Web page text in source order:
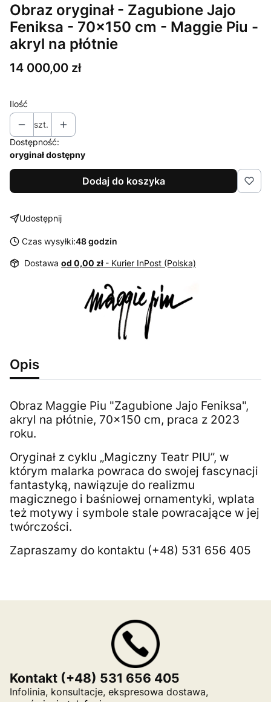
Obraz oryginał - Zagubione Jajo
Feniksa - 70x150 cm - Maggie Piu -
akryl na płótnie
Cena
14 000,00 zł
Ilość
szt.
Dostępność:
oryginał dostępny
Dodaj do koszyka
Udostępnij
Czas wysyłki:48 godzin
Dostawa od 0,00 zł - Kurier InPost (Polska)
Opis
Obraz Maggie Piu "Zagubione Jajo Feniksa",
akryl na płótnie, 70x150 cm, praca z 2023
roku.
Oryginał z cyklu „Magiczny Teatr PIU”, w
którym malarka powraca do swojej fascynacji
fantastyką, nawiązuje do realizmu
magicznego i baśniowej ornamentyki, wplata
też motywy i symbole stale powracające w jej
twórczości.
Zapraszamy do kontaktu (+48) 531 656 405
Kontakt (+48) 531 656 405
Infolinia, konsultacje, ekspresowa dostawa,